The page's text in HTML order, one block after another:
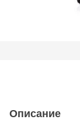
Описание